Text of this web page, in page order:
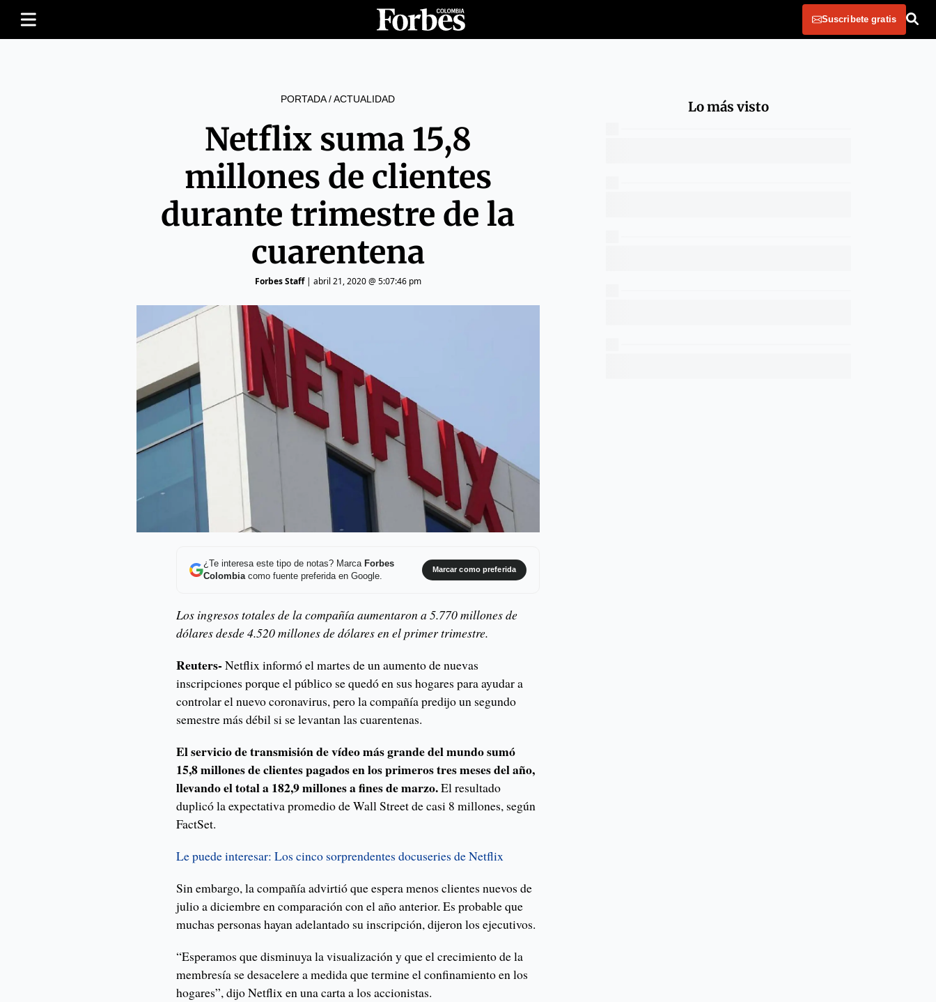
Suscribete gratis
PORTADA/ACTUALIDAD
Netflix suma 15,8
millones de clientes
durante trimestre de la
cuarentena
Forbes Staff| abril 21, 2020 @ 5:07:46 pm
¿Te interesa este tipo de notas? Marca Forbes
Colombiacomo fuente preferida en Google.
Marcar como preferida
Los ingresos totales de la compañía aumentaron a 5.770 millones de
dólares desde 4.520 millones de dólares en el primer trimestre.
Reuters-Netflix informó el martes de un aumento de nuevas
inscripciones porque el público se quedó en sus hogares para ayudar a
controlar el nuevo coronavirus, pero la compañía predijo un segundo
semestre más débil si se levantan las cuarentenas.
El servicio de transmisión de vídeo más grande del mundo sumó
15,8 millones de clientes pagados en los primeros tres meses del año,
llevando el total a 182,9 millones a fines de marzo.El resultado
duplicó la expectativa promedio de Wall Street de casi 8 millones, según
FactSet.
Le puede interesar: Los cinco sorprendentes docuseries de Netflix
Sin embargo, la compañía advirtió que espera menos clientes nuevos de
julio a diciembre en comparación con el año anterior. Es probable que
muchas personas hayan adelantado su inscripción, dijeron los ejecutivos.
“Esperamos que disminuya la visualización y que el crecimiento de la
membresía se desacelere a medida que termine el confinamiento en los
hogares”, dijo Netflix en una carta a los accionistas.
Lo más visto